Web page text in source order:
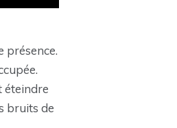
présence.
éteindre
bruits de